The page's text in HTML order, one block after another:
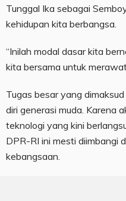
Tunggal Ika sebagai
kehidupan kita berbangsa.
“Inilah modal dasar kita
kita bersama untuk
Tugas besar yang
diri generasi muda. Karena
teknologi yang kini
DPR-RI ini mesti diimbangi
kebangsaan.